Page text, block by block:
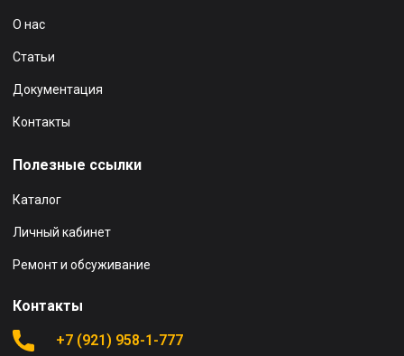
О нас
Статьи
Документация
Контакты
Полезные ссылки
Каталог
Личный кабинет
Ремонт и обсуживание
Контакты
+7 (921) 958-1-777